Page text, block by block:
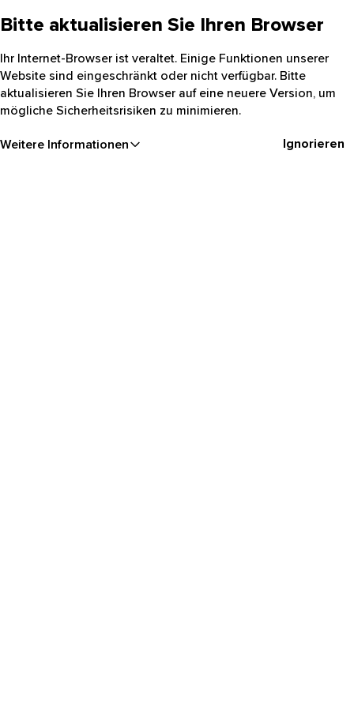
Bitte aktualisieren Sie Ihren Browser
Ihr Internet-Browser ist veraltet. Einige Funktionen unserer
Website sind eingeschränkt oder nicht verfügbar. Bitte
aktualisieren Sie Ihren Browser auf eine neuere Version, um
mögliche Sicherheitsrisiken zu minimieren.
Weitere Informationen Ignorieren